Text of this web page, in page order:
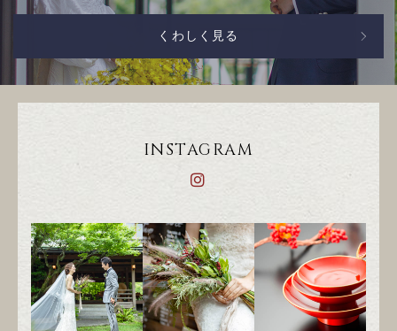
くわしく見る
INSTAGRAM